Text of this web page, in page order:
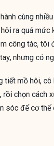
cùng
ra quá mức
công tác,
nhưng có
mồ hôi,
chọn cách
sóc để cơ thể